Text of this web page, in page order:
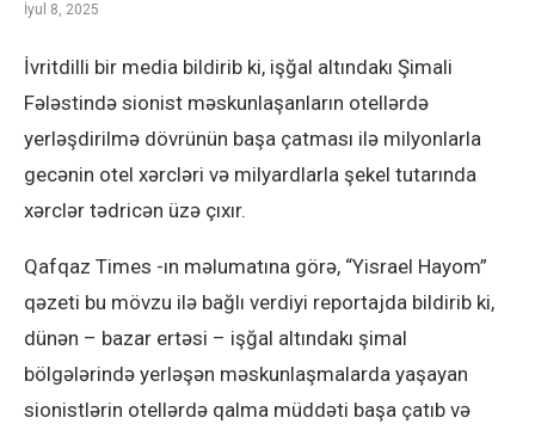
İyul 8, 2025
İvritdilli bir media bildirib ki, işğal altındakı Şimali
Fələstində sionist məskunlaşanların otellərdə
yerləşdirilmə dövrünün başa çatması ilə milyonlarla
gecənin otel xərcləri və milyardlarla şekel tutarında
xərclər tədricən üzə çıxır.
Qafqaz Times -ın məlumatına görə, “Yisrael Hayom”
qəzeti bu mövzu ilə bağlı verdiyi reportajda bildirib ki,
dünən – bazar ertəsi – işğal altındakı şimal
bölgələrində yerləşən məskunlaşmalarda yaşayan
sionistlərin otellərdə qalma müddəti başa çatıb və